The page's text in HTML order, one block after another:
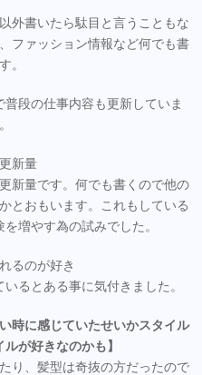
外書いたら駄目と言うこともな
ファッション情報など何でも書
。
段の仕事内容も更新していま
新量
新量です。何でも書くので他の
とおもいます。これもしている
増やす為の試みでした。
るのが好き
るとある事に気付きました。
時に感じていたせいかスタイル
が好きなのかも】
り、髪型は奇抜の方だったので